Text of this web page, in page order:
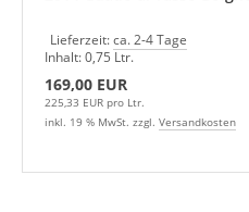
Lieferzeit:ca. 2-4 Tage
Inhalt: 0,75 Ltr.
169,00 EUR
225,33 EUR pro Ltr.
inkl. 19 % MwSt. zzgl. Versandkosten